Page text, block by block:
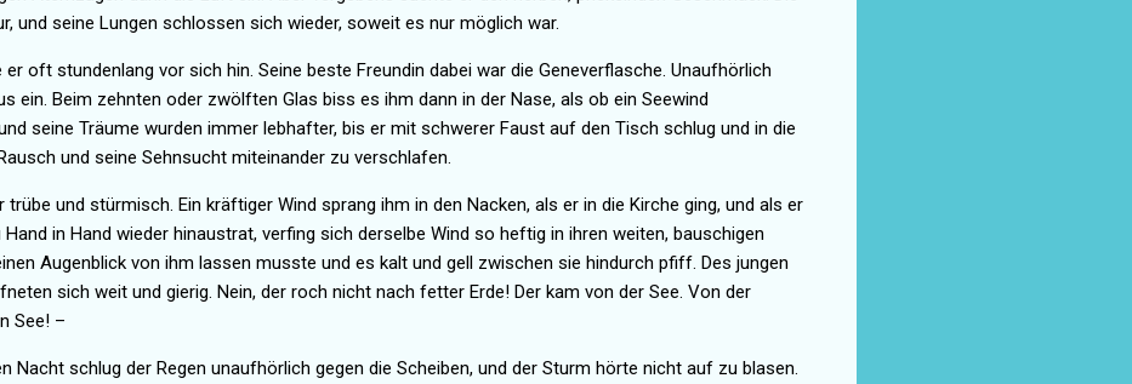
und seine Lungen schlossen sich wieder, soweit es nur möglich war.
oft stundenlang vor sich hin. Seine beste Freundin dabei war die Geneverflasche. Unaufhörlich
ein. Beim zehnten oder zwölften Glas biss es ihm dann in der Nase, als ob ein Seewind
seine Träume wurden immer lebhafter, bis er mit schwerer Faust auf den Tisch schlug und in die
und seine Sehnsucht miteinander zu verschlafen.
und stürmisch. Ein kräftiger Wind sprang ihm in den Nacken, als er in die Kirche ging, und als er
in Hand wieder hinaustrat, verfing sich derselbe Wind so heftig in ihren weiten, bauschigen
Augenblick von ihm lassen musste und es kalt und gell zwischen sie hindurch pfiff. Des jungen
sich weit und gierig. Nein, der roch nicht nach fetter Erde! Der kam von der See. Von der
See! –
Nacht schlug der Regen unaufhörlich gegen die Scheiben, und der Sturm hörte nicht auf zu blasen.